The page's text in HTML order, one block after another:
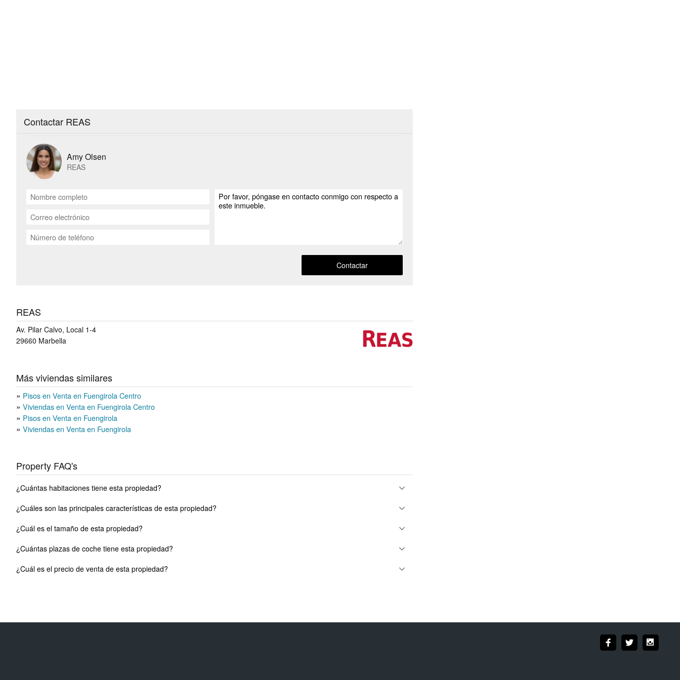
Contactar REAS
Amy Olsen
REAS
Contactar
REAS
Av. Pilar Calvo, Local 1-4
29660 Marbella
Más viviendas similares
Pisos en Venta en Fuengirola Centro
Viviendas en Venta en Fuengirola Centro
Pisos en Venta en Fuengirola
Viviendas en Venta en Fuengirola
Property FAQ's
¿Cuántas habitaciones tiene esta propiedad?
¿Cuáles son las principales características de esta propiedad?
¿Cuál es el tamaño de esta propiedad?
¿Cuántas plazas de coche tiene esta propiedad?
¿Cuál es el precio de venta de esta propiedad?